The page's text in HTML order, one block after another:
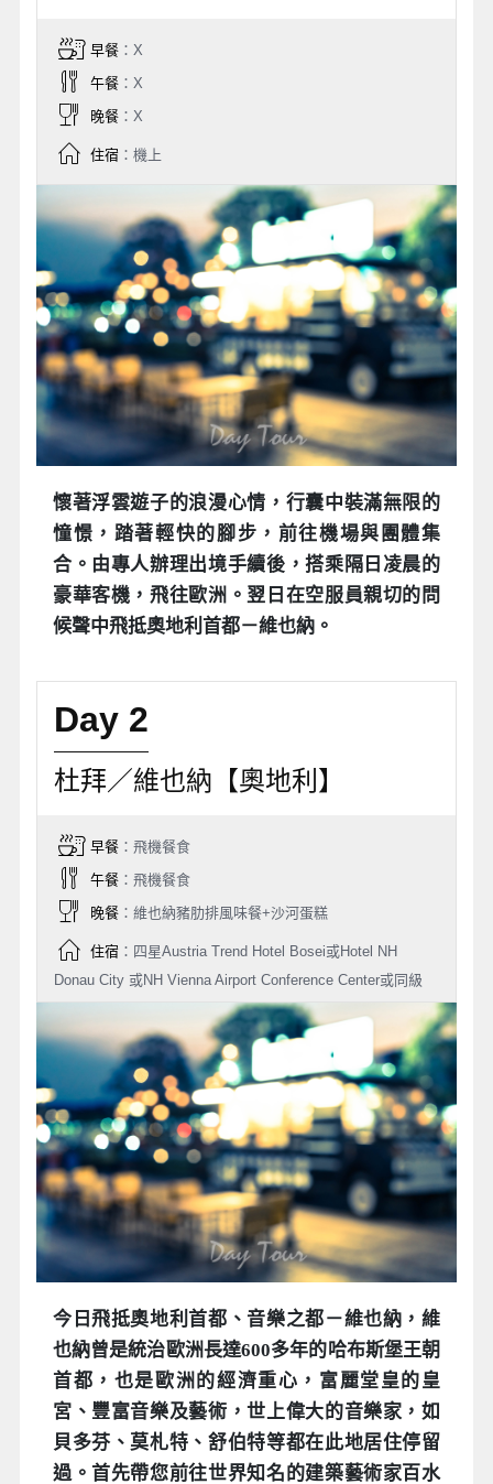
早餐：X
午餐：X
晚餐：X
住宿：機上
懷著浮雲遊子的浪漫心情，行囊中裝滿無限的
憧憬，踏著輕快的腳步，前往機場與團體集
合。由專人辦理出境手續後，搭乘隔日凌晨的
豪華客機，飛往歐洲。翌日在空服員親切的問
候聲中飛抵奧地利首都－維也納。
Day 2
杜拜／維也納【奧地利】
早餐：飛機餐食
午餐：飛機餐食
晚餐：維也納豬肋排風味餐+沙河蛋糕
住宿：四星Austria Trend Hotel Bosei或Hotel NH
Donau City 或NH Vienna Airport Conference Center或同級
今日飛抵奧地利首都、音樂之都－維也納，維
也納曾是統治歐洲長達600多年的哈布斯堡王朝
首都，也是歐洲的經濟重心，富麗堂皇的皇
宮、豐富音樂及藝術，世上偉大的音樂家，如
貝多芬、莫札特、舒伯特等都在此地居住停留
過。首先帶您前往世界知名的建築藝術家百水